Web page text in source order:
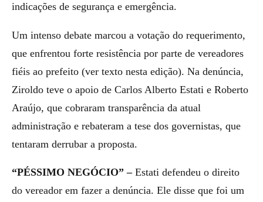
indicações de segurança e emergência.
Um intenso debate marcou a votação do requerimento,
que enfrentou forte resistência por parte de vereadores
fiéis ao prefeito (ver texto nesta edição). Na denúncia,
Ziroldo teve o apoio de Carlos Alberto Estati e Roberto
Araújo, que cobraram transparência da atual
administração e rebateram a tese dos governistas, que
tentaram derrubar a proposta.
“PÉSSIMO NEGÓCIO” –Estati defendeu o direito
do vereador em fazer a denúncia. Ele disse que foi um